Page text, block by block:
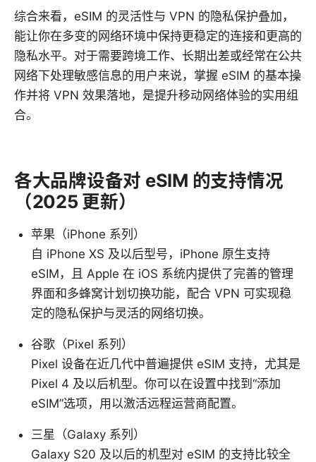
综合来看，eSIM 的灵活性与 VPN 的隐私保护叠加，
能让你在多变的网络环境中保持更稳定的连接和更高的
隐私水平。对于需要跨境工作、长期出差或经常在公共
网络下处理敏感信息的用户来说，掌握 eSIM 的基本操
作并将 VPN 效果落地，是提升移动网络体验的实用组
合。
各大品牌设备对 eSIM 的支持情况
（2025 更新）
苹果（iPhone 系列）
自 iPhone XS 及以后型号，iPhone 原生支持
eSIM，且 Apple 在 iOS 系统内提供了完善的管理
界面和多蜂窝计划切换功能，配合 VPN 可实现稳
定的隐私保护与灵活的网络切换。
谷歌（Pixel 系列）
Pixel 设备在近几代中普遍提供 eSIM 支持，尤其是
Pixel 4 及以后机型。你可以在设置中找到“添加
eSIM”选项，用以激活远程运营商配置。
三星（Galaxy 系列）
Galaxy S20 及以后的机型对 eSIM 的支持比较全